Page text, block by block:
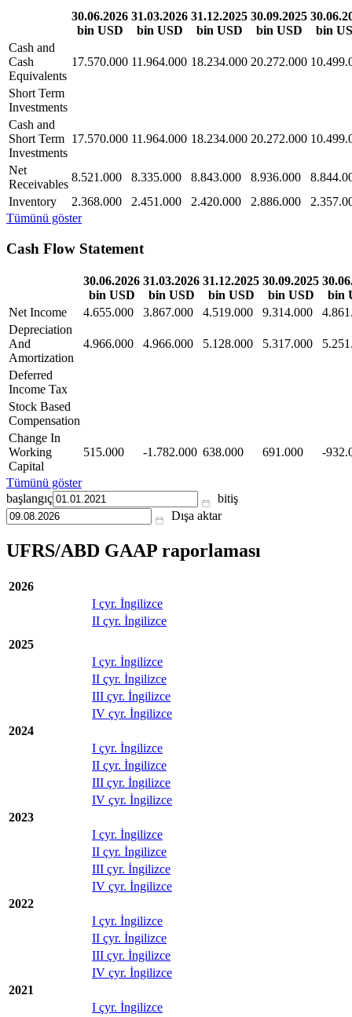
30.06.2026
bin USD
31.03.2026
bin USD
31.12.2025
bin USD
30.09.2025
bin USD
bin
Cash and
Cash
Equivalents
17.570.000 11.964.000 18.234.000 20.272.000
Short Term
Investments
Cash and
Short Term
Investments
17.570.000 11.964.000 18.234.000 20.272.000
Net
Receivables
8.521.000 8.335.000 8.843.000 8.936.000
Inventory
2.368.000 2.451.000 2.420.000 2.886.000
Tümünü göster
Cash Flow Statement
30.06.2026
bin USD
31.03.2026
bin USD
31.12.2025
bin USD
30.09.2025
bin USD
bin
Net Income
4.655.000 3.867.000 4.519.000 9.314.000
Depreciation
And
Amortization
4.966.000 4.966.000 5.128.000 5.317.000
Deferred
Income Tax
Stock Based
Compensation
Change In
Working
Capital
515.000 -1.782.000 638.000 691.000 -
Tümünü göster
başlangıç
bitiş
Dışa aktar
UFRS/ABD GAAP raporlaması
2026
I çyr. İngilizce
II çyr. İngilizce
2025
I çyr. İngilizce
II çyr. İngilizce
III çyr. İngilizce
IV çyr. İngilizce
2024
I çyr. İngilizce
II çyr. İngilizce
III çyr. İngilizce
IV çyr. İngilizce
2023
I çyr. İngilizce
II çyr. İngilizce
III çyr. İngilizce
IV çyr. İngilizce
2022
I çyr. İngilizce
II çyr. İngilizce
III çyr. İngilizce
IV çyr. İngilizce
2021
I çyr. İngilizce